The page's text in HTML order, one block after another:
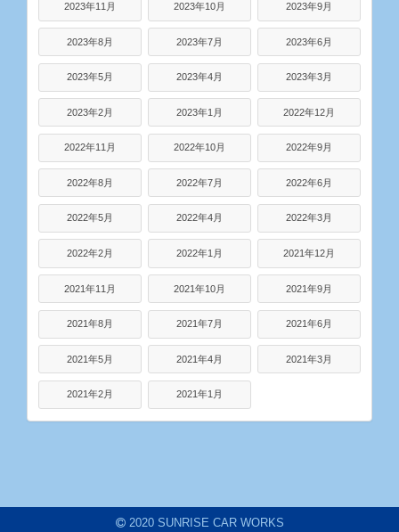
2023年11月 2023年10月 2023年9月
2023年8月 2023年7月 2023年6月
2023年5月 2023年4月 2023年3月
2023年2月 2023年1月 2022年12月
2022年11月 2022年10月 2022年9月
2022年8月 2022年7月 2022年6月
2022年5月 2022年4月 2022年3月
2022年2月 2022年1月 2021年12月
2021年11月 2021年10月 2021年9月
2021年8月 2021年7月 2021年6月
2021年5月 2021年4月 2021年3月
2021年2月 2021年1月
2020 SUNRISE CAR WORKS